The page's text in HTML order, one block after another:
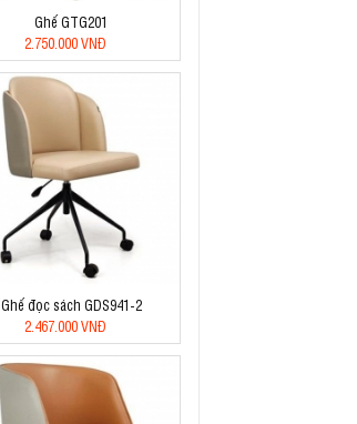
Ghế GTG201
2.750.000 VNĐ
Ghế đọc sách GDS941-2
2.467.000 VNĐ